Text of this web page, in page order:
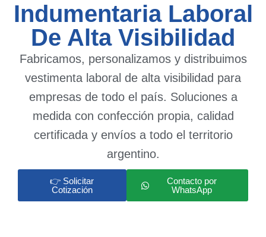
Indumentaria Laboral
De Alta Visibilidad
Fabricamos, personalizamos y distribuimos
vestimenta laboral de alta visibilidad para
empresas de todo el país. Soluciones a
medida con confección propia, calidad
certificada y envíos a todo el territorio
argentino.
👉 Solicitar
Cotización
Contacto por
WhatsApp